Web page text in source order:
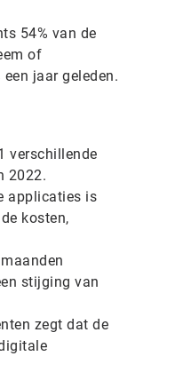
54% van de
of
jaar geleden.
verschillende
2022.
applicaties is
kosten,
stijging van
zegt dat de